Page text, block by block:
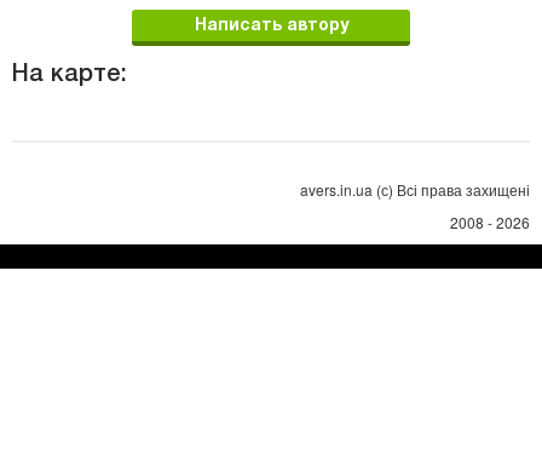
Написать автору
На карте:
avers.in.ua (с) Всі права захищені
2008 - 2026